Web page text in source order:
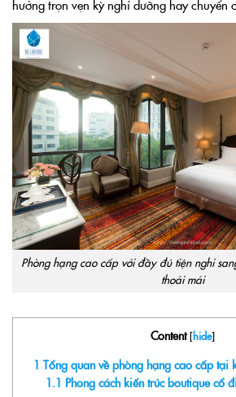
hưởng trọn vẹn kỳ nghỉ dưỡng hay chuyến
Phòng hạng cao cấp với đầy đủ tiện nghi
thoải mái
Content [hide]
1 Tổng quan về phòng hạng cao cấp tại
1.1 Phong cách kiến trúc boutique cổ